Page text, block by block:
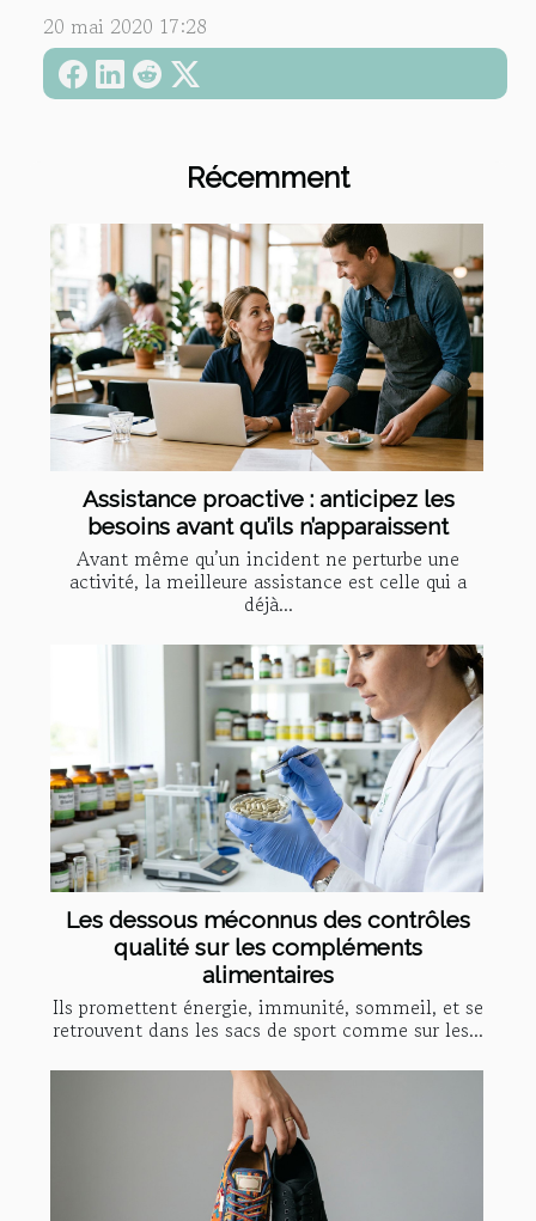
Récemment
Assistance proactive : anticipez les
besoins avant qu’ils n’apparaissent
Avant même qu’un incident ne perturbe une
activité, la meilleure assistance est celle qui a
déjà...
Les dessous méconnus des contrôles
qualité sur les compléments
alimentaires
Ils promettent énergie, immunité, sommeil, et se
retrouvent dans les sacs de sport comme sur les...
20 mai 2020 17:28